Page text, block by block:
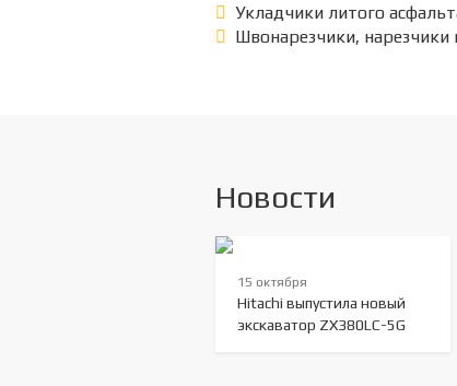
Укладчики литого
Швонарезчики, нарезчики
Новости
15 октября
Hitachi выпустила новый
экскаватор ZX380LC-5G